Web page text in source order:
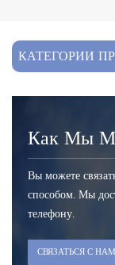
КАТЕГОРИИ
Как Мы
Вы можете
способом. Мы
телефону.
СВЯЗАТЬСЯ С